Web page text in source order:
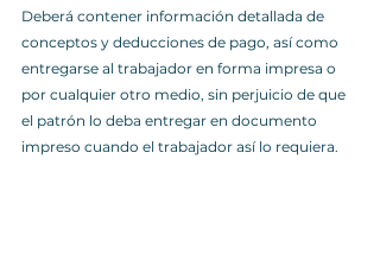
Deberá contener información detallada de
conceptos y deducciones de pago, así como
entregarse al trabajador en forma impresa o
por cualquier otro medio, sin perjuicio de que
el patrón lo deba entregar en documento
impreso cuando el trabajador así lo requiera.